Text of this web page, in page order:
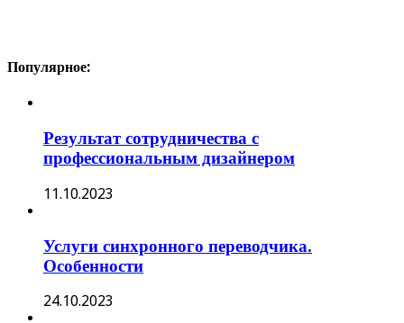
Популярное:
Результат сотрудничества с
профессиональным дизайнером
11.10.2023
Услуги синхронного переводчика.
Особенности
24.10.2023